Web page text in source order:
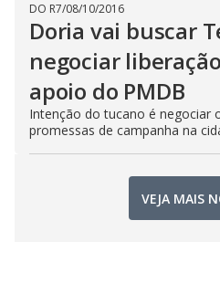
DO R7/08/10/2016
Doria vai buscar
negociar
apoio do PMDB
Intenção do tucano é negociar
promessas de campanha na
VEJA MAIS